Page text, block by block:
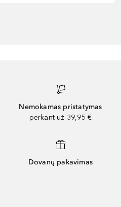
Nemokamas pristatymas
perkant už 39,95 €
Dovanų pakavimas